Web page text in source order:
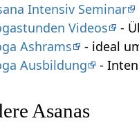
Intensiv Seminar
Videos
-
Ashrams
- ideal
Ausbildung
-
Asanas